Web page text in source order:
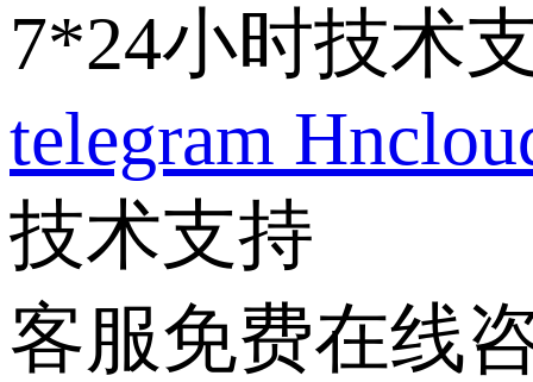
7*24小时技术
telegram
技术支持
客服免费在线